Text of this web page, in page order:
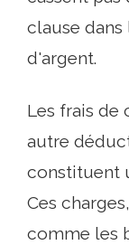
clause dans
d'argent.
Les frais de
autre
constituent
Ces
comme les